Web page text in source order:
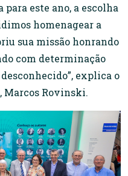
este ano, a escolha
homenagear a
sua missão honrando
com determinação
explica o
Marcos Rovinski.